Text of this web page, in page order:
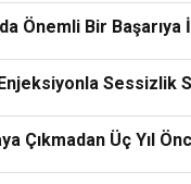
Önemli Bir Başarıya
Sessizlik
Çıkmadan Üç Yıl